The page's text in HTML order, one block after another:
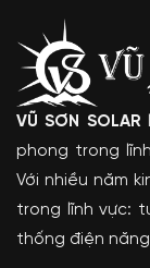
VŨ SƠN SOLAR
phong trong
Với nhiều năm
trong lĩnh vực:
thống điện